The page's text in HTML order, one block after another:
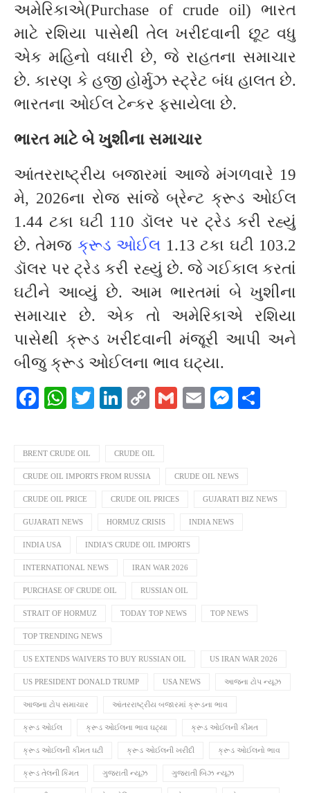
અમેરિકાએ(Purchase of crude oil) ભારત
માટે રશિયા પાસેથી તેલ ખરીદવાની છૂટ વધુ
એક મહિનો વધારી છે, જે રાહતના સમાચાર
છે. કારણ કે હજી હોર્મુઝ સ્ટ્રેટ બંધ હાલત છે.
ભારતના ઓઈલ ટેન્કર ફસાયેલા છે.
ભારત માટે બે ખુશીના સમાચાર
આંતરરાષ્ટ્રીય બજારમાં આજે મંગળવારે 19
મે, 2026ના રોજ સાંજે બ્રેન્ટ ક્રૂડ ઓઈલ
1.44 ટકા ઘટી 110 ડૉલર પર ટ્રેડ કરી રહ્યું
છે. તેમજ ક્રૂડ ઓઈલ 1.13 ટકા ઘટી 103.2
ડૉલર પર ટ્રેડ કરી રહ્યું છે. જે ગઈકાલ કરતાં
ઘટીને આવ્યું છે. આમ ભારતમાં બે ખુશીના
સમાચાર છે. એક તો અમેરિકાએ રશિયા
પાસેથી ક્રૂડ ખરીદવાની મંજૂરી આપી અને
બીજુ ક્રૂડ ઓઈલના ભાવ ઘટ્યા.
Facebook
WhatsApp
TwitterLinkedIn
CopyGmailEmail
BRENT CRUDE OIL CRUDE OIL
CRUDE OIL IMPORTS FROM RUSSIA CRUDE OIL NEWS
CRUDE OIL PRICE CRUDE OIL PRICES GUJARATI BIZ NEWS
GUJARATI NEWS HORMUZ CRISIS INDIA NEWS
INDIA USA INDIA'S CRUDE OIL IMPORTS
INTERNATIONAL NEWS IRAN WAR 2026
PURCHASE OF CRUDE OIL RUSSIAN OIL
STRAIT OF HORMUZ TODAY TOP NEWS TOP NEWS
TOP TRENDING NEWS
US EXTENDS WAIVERS TO BUY RUSSIAN OIL US IRAN WAR 2026
US PRESIDENT DONALD TRUMP USA NEWS આજના ટોપ ન્યૂઝ
આજના ટોપ સમાચાર આંતરરાષ્ટ્રીય બજારમાં ક્રૂડના ભાવ
ક્રૂડ ઓઈલ ક્રૂડ ઓઈલના ભાવ ઘટ્યા ક્રૂડ ઓઈલની કીમત
ક્રૂડ ઓઈલની કીમત ઘટી ક્રૂડ ઓઈલની ખરીદી ક્રૂડ ઓઈલનો ભાવ
ક્રૂડ તેલની કિમત ગુજરાતી ન્યૂઝ ગુજરાતી બિઝ ન્યૂઝ